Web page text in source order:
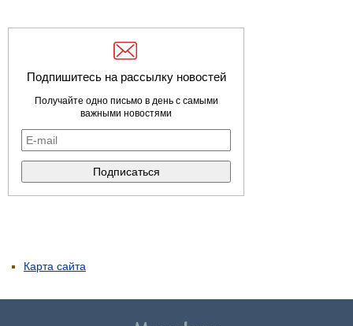
Подпишитесь на рассылку новостей
Получайте одно письмо в день с самыми
важными новостями
Карта сайта